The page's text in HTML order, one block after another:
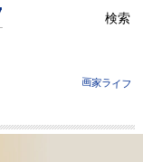
画家ライフ
検索